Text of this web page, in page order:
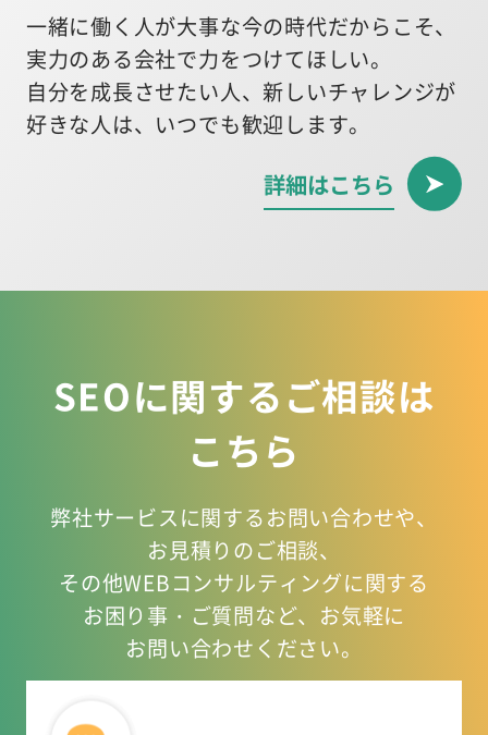
一緒に働く人が大事な今の時代だからこそ、
実力のある会社で力をつけてほしい。
自分を成長させたい人、新しいチャレンジが
好きな人は、いつでも歓迎します。
詳細はこちら
SEOに関するご相談は
こちら
弊社サービスに関するお問い合わせや、
お見積りのご相談、
その他WEBコンサルティングに関する
お困り事 ・ご質問など、お気軽に
お問い合わせください。